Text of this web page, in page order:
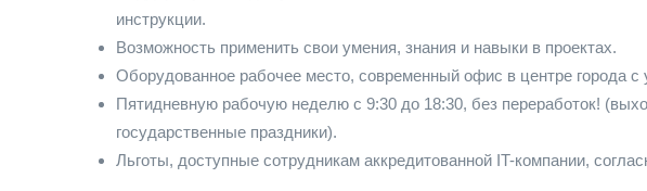
инструкции.
Возможность применить свои умения, знания и навыки в проектах.
Оборудованное рабочее место, современный офис в центре города с
Пятидневную рабочую неделю с 9:30 до 18:30, без переработок!
государственные праздники).
Льготы, доступные сотрудникам аккредитованной IT-компании,